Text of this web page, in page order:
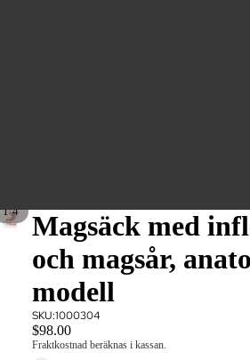
1/4
Magsäck med
och magsår,
modell
SKU:1000304
$98.00
Fraktkostnad beräknas i kassan.